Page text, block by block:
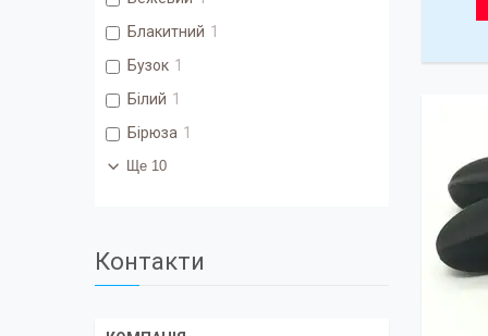
Блакитний 1
Бузок 1
Білий 1
Бірюза 1
Ще 10
Контакти